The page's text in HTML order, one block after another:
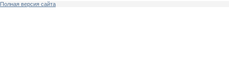
Полная версия сайта